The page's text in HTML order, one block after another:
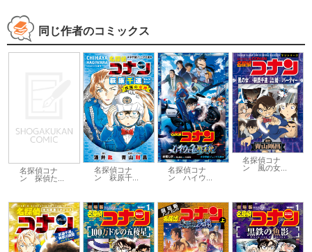
同じ作者のコミックス
名探偵コナ
ン 探偵た...
名探偵コナ
ン 萩原千...
名探偵コナ
ン ハイウ...
名探偵コナ
ン 風の女...